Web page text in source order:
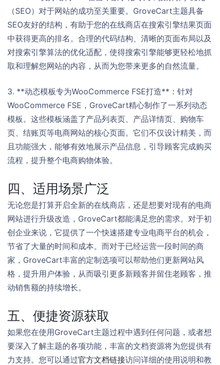
（SEO）对于网站的成功至关重要。GroveCart主题具备
SEO友好的结构，有助于您的在线商店在搜索引擎结果页面
中获得更高的排名。合理的代码结构、清晰的页面布局以及
对搜索引擎算法的优化适配，使得搜索引擎能够更轻松地抓
取和理解您网站的内容，从而为您带来更多的自然流量。
3. **动态模板专为WooCommerce FSE打造**：针对
WooCommerce FSE，GroveCart精心制作了一系列动态
模板。这些模板涵盖了产品列表页、产品详情页、购物车
页、结账页等电商网站的核心页面。它们不仅设计精美，而
且功能强大，能够有效地展示产品信息，引导顾客完成购买
流程，提升整个电商购物体验。
四、适用场景广泛
无论您是打算开启全新的在线商店，还是想要对现有的电商
网站进行升级改造，GroveCart都能满足您的需求。对于初
创企业来说，它提供了一个快速搭建专业电商平台的机会，
节省了大量的时间和成本。而对于已经运营一段时间的商
家，GroveCart丰富的定制选项可以帮助他们更新网站风
格，提升用户体验，从而吸引更多新顾客并留住老顾客，推
动销售额的持续增长。
五、便捷资源获取
如果您在使用GroveCart主题过程中遇到任何问题，或者想
要深入了解主题的各项功能，丰富的文档资源将为您提供有
力支持。您可以通过官方文档链接访问详细的使用说明和教